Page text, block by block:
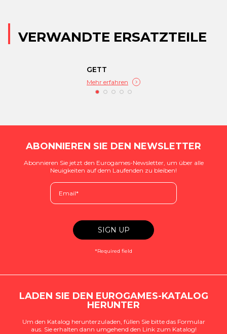
VERWANDTE ERSATZTEILE
GETT
Mehr erfahren
ABONNIEREN SIE DEN NEWSLETTER
Abonnieren Sie jetzt den Eurogames-Newsletter, um über alle
Neuigkeiten auf dem Laufenden zu bleiben!
*Required field
LADEN SIE DEN EUROGAMES-KATALOG
HERUNTER
Um den Katalog herunterzuladen, füllen Sie bitte das Formular
aus. Sie erhalten dann umgehend den Link zum Katalog!